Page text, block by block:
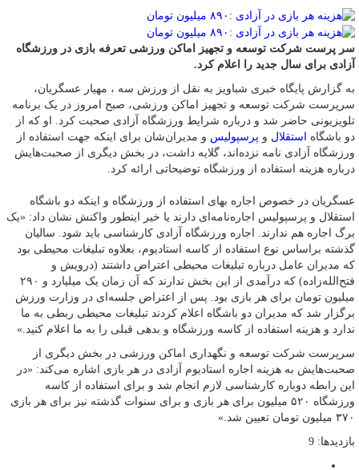
سر پرست شرکت توسعه و تجهیز اماکن ورزشی تعرفه بازی در ورزشگاه
آزادی برای سال جدید را اعلام کرد.
به گزارش پایگاه خبری شباویز به نقل از ورزش سه ، مهیار عسگریان،
سرپرست شرکت توسعه و تجهیز اماکن ورزشی، صبح امروز در یک برنامه
تلویزیونی حاضر شد و درباره شرایط ورزشگاه آزادی صحبت کرد. او که از
دو باشگاه استقلال و پرسپولیس و مدیران‌شان برای اینکه جهت استفاده از
ورزشگاه آزادی نامه نزده‌اند، گلایه داشت، در بخش دیگری از صحبت‌هایش
درباره هزینه استفاده از ورزشگاه توضیحاتی ارائه کرد.
عسگریان در خصوص اجاره بهای استفاده از ورزشگاه و اینکه دو باشگاه
استقلال و پرسپولیس اجاره‌نامه‌ای دارند یا خیر اینطور واکنش نشان داد: «یک
برگ اجاره هم ندارند. اجاره ورزشگاه آزادی کارشناسی باید شود. سالیان
گذشته براساس نوع استفاده از کاسه استادیوم، بعلاوه تبلیغات محیطی بود
که مدیران عامل درباره تبلیغات محیطی اعتراض داشتند (درویش و
فتح‌الله‌زاده) که درآمدی از این بخش ندارند که آن زمان یک میلیارد و ۲۹۰
میلیون تومان برای هر بازی بود. پس از اعتراض جلسه‌ای در وزارت ورزش
برگزار شد که مدیران دو باشگاه اعلام کردند تبلیغات محیطی ربطی به ما
ندارد و هزینه استفاده از کاسه ورزشگاه و بدهی قبلی را به ما اعلام کنید.»
سرپرست شرکت توسعه و نگهداری اماکن ورزشی در بخش دیگری از
صحبت‌هایش به هزینه اجاره استادیوم آزادی در هر بازی اشاره می‌کند: «در
این رابطه دوباره کارشناسی لازم انجام شد و برای استفاده از کاسه
ورزشگاه ۵۲۰ میلیون برای هر بازی و برای سنوات گذشته نیز برای هر بازی
۳۷۰ میلیون تومان تعیین شد.»
بازدیدها: 9